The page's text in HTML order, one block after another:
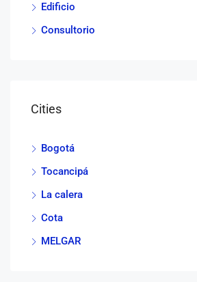
Edificio
Consultorio
Cities
Bogotá
Tocancipá
La calera
Cota
MELGAR